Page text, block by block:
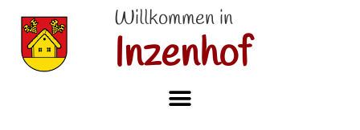
Willkommen in
Inzenhof